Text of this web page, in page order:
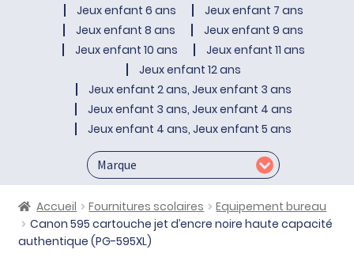
Jeux enfant 6 ans
Jeux enfant 7 ans
Jeux enfant 8 ans
Jeux enfant 9 ans
Jeux enfant 10 ans
Jeux enfant 11 ans
Jeux enfant 12 ans
Jeux enfant 2 ans, Jeux enfant 3 ans
Jeux enfant 3 ans, Jeux enfant 4 ans
Jeux enfant 4 ans, Jeux enfant 5 ans
Accueil Fournitures scolaires
Equipement bureau
Canon 595 cartouche jet d’encre noire haute capacité
authentique (PG-595XL)